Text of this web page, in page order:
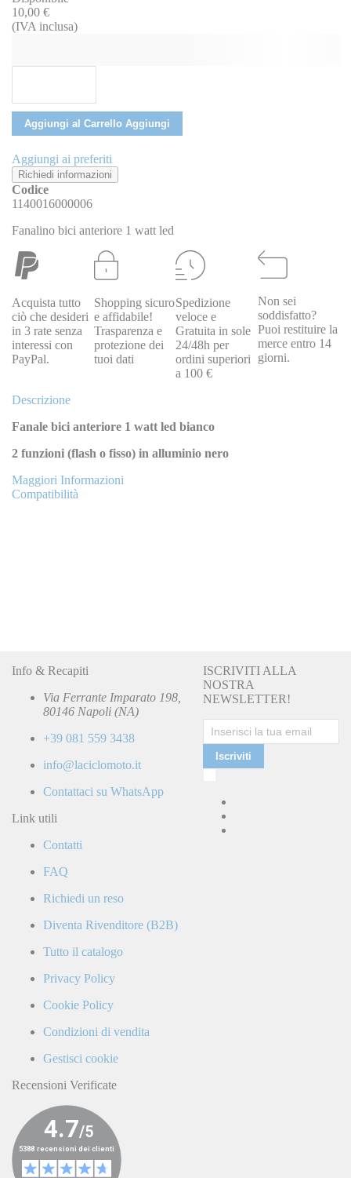
10,00 €
(IVA inclusa)
Aggiungi al Carrello Aggiungi
Aggiungi ai preferiti
Richiedi informazioni
Codice
1140016000006
Fanalino bici anteriore 1 watt led
Acquista tutto
ciò che desideri
in 3 rate senza
interessi con
PayPal.
Shopping sicuro
e affidabile!
Trasparenza e
protezione dei
tuoi dati
Spedizione
veloce e
Gratuita in sole
24/48h per
ordini superiori
a 100 €
Non sei
soddisfatto?
Puoi restituire la
merce entro 14
giorni.
Descrizione
Fanale bici anteriore 1 watt led bianco
2 funzioni (flash o fisso) in alluminio nero
Maggiori Informazioni
Compatibilità
Info & Recapiti
Via Ferrante Imparato 198,
80146 Napoli (NA)
+39 081 559 3438
info@laciclomoto.it
Contattaci su WhatsApp
Link utili
Contatti
FAQ
Richiedi un reso
Diventa Rivenditore (B2B)
Tutto il catalogo
Privacy Policy
Cookie Policy
Condizioni di vendita
Gestisci cookie
Recensioni Verificate
ISCRIVITI ALLA
NOSTRA
NEWSLETTER!
Iscriviti
e
accetto
la